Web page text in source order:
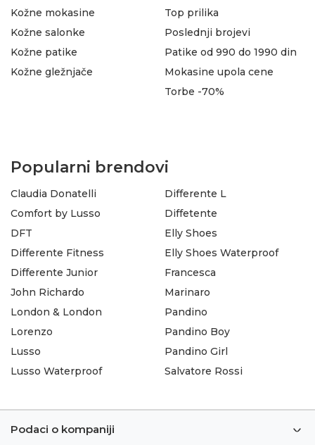
Kožne mokasine
Kožne salonke
Kožne patike
Kožne gležnjače
Top prilika
Poslednji brojevi
Patike od 990 do 1990 din
Mokasine upola cene
Torbe -70%
Popularni brendovi
Claudia Donatelli
Comfort by Lusso
DFT
Differente Fitness
Differente Junior
Differente L
Diffetente
Elly Shoes
Elly Shoes Waterproof
Francesca
John Richardo
London & London
Lorenzo
Lusso
Lusso Waterproof
Marinaro
Pandino
Pandino Boy
Pandino Girl
Salvatore Rossi
Podaci o kompaniji